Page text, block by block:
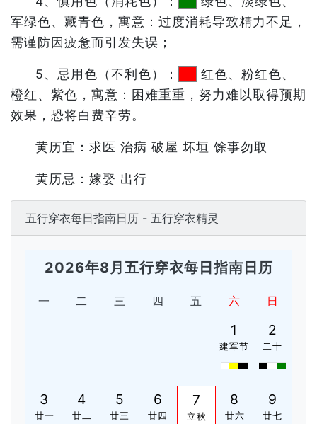
军绿色、藏青色，寓意：过度消耗导致精力不足，
需谨防因疲惫而引发失误；
5、忌用色（不利色）：
红色、粉红色、
橙红、紫色，寓意：困难重重，努力难以取得预期
效果，恐将白费辛劳。
黄历宜：求医 治病 破屋 坏垣 馀事勿取
黄历忌：嫁娶 出行
五行穿衣每日指南日历 - 五行穿衣精灵
2026年8月五行穿衣每日指南日历
一 二 三 四 五 六 日
1
建军节
2
二十
3
廿一
4
廿二
5
廿三
6
廿四
7
立秋
8
廿六
9
廿七